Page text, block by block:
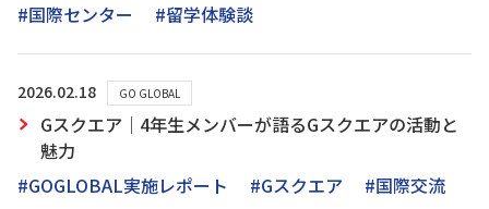
#国際センター
#留学体験談
2026.02.18 GO GLOBAL
Gスクエア｜4年生メンバーが語るGスクエアの活動と
魅力
#GOGLOBAL実施レポート
#Gスクエア #国際交流